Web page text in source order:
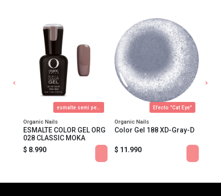
esmalte semi permanente
Organic Nails
ESMALTE COLOR GEL ORG
028 CLASSIC MOKA
$ 8.990
Efecto "Cat Eye"
Organic Nails
Color Gel 188 XD-Gray-D
$ 11.990